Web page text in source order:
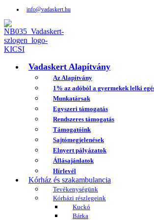
info@vadaskert.hu
Vadaskert Alapítvány
Az Alapítvány
1% az adóból a gyermekek lelki
Munkatársak
Egyszeri támogatás
Rendszeres támogatás
Támogatóink
Sajtómegjelenések
Elnyert pályázatok
Állásajánlatok
Hírlevél
Kórház és szakambulancia
Tevékenységünk
Kórházi részlegeink
Kuckó
Bárka